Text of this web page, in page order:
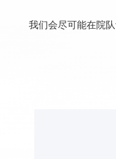
我们会尽可能在院